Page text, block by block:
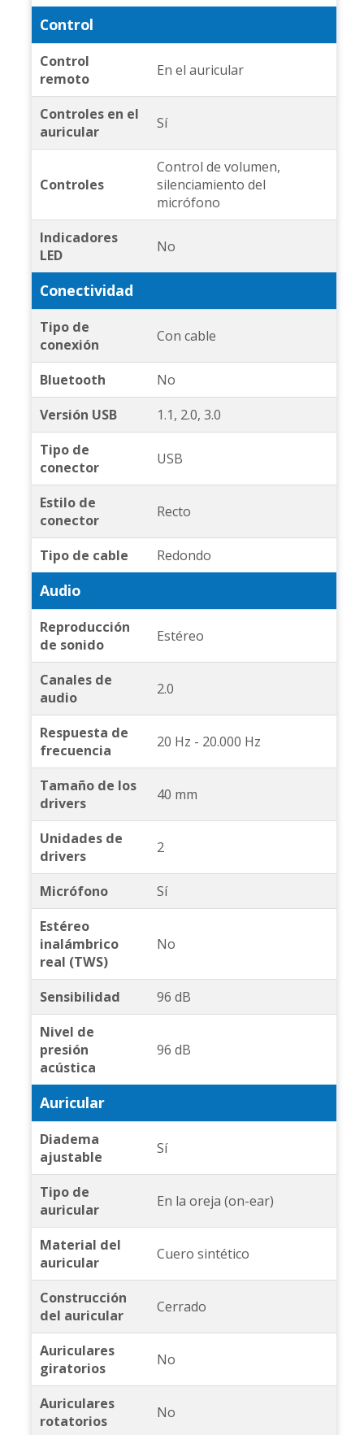
Control
Control
remoto
En el auricular
Controles en el
auricular
Sí
Controles
Control de volumen,
silenciamiento del
micrófono
Indicadores
LED
No
Conectividad
Tipo de
conexión
Con cable
Bluetooth
No
Versión USB
1.1, 2.0, 3.0
Tipo de
conector
USB
Estilo de
conector
Recto
Tipo de cable Redondo
Audio
Reproducción
de sonido
Estéreo
Canales de
audio
2.0
Respuesta de
frecuencia
20 Hz - 20.000 Hz
Tamaño de los
drivers
40 mm
Unidades de
drivers
2
Micrófono
Sí
Estéreo
inalámbrico
real (TWS)
No
Sensibilidad
96 dB
Nivel de
presión
acústica
96 dB
Auricular
Diadema
ajustable
Sí
Tipo de
auricular
En la oreja (on-ear)
Material del
auricular
Cuero sintético
Construcción
del auricular
Cerrado
Auriculares
giratorios
No
Auriculares
rotatorios
No